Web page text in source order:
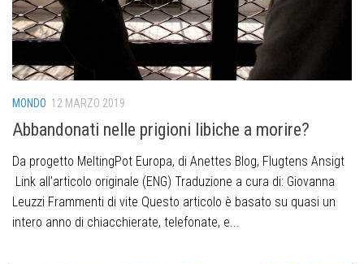
MONDO 12 MARZO 2019
Abbandonati nelle prigioni libiche a morire?
Da progetto MeltingPot Europa, di Anettes Blog, Flugtens Ansigt
Link all’articolo originale (ENG) Traduzione a cura di: Giovanna
Leuzzi Frammenti di vite Questo articolo è basato su quasi un
intero anno di chiacchierate, telefonate, e...